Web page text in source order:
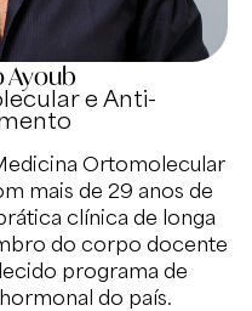
Ayoub
e Anti-
Ortomolecular
mais de 29 anos de
clínica de longa
do corpo docente
programa de
do país.